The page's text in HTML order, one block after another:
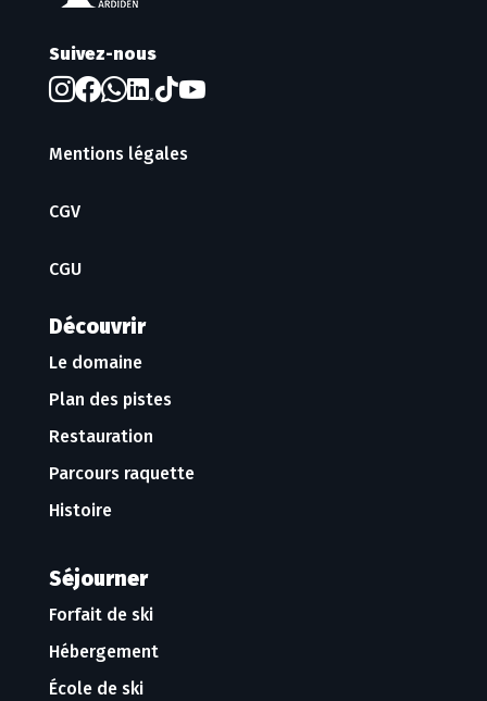
Suivez-nous
Mentions légales
CGV
CGU
Découvrir
Le domaine
Plan des pistes
Restauration
Parcours raquette
Histoire
Séjourner
Forfait de ski
Hébergement
École de ski